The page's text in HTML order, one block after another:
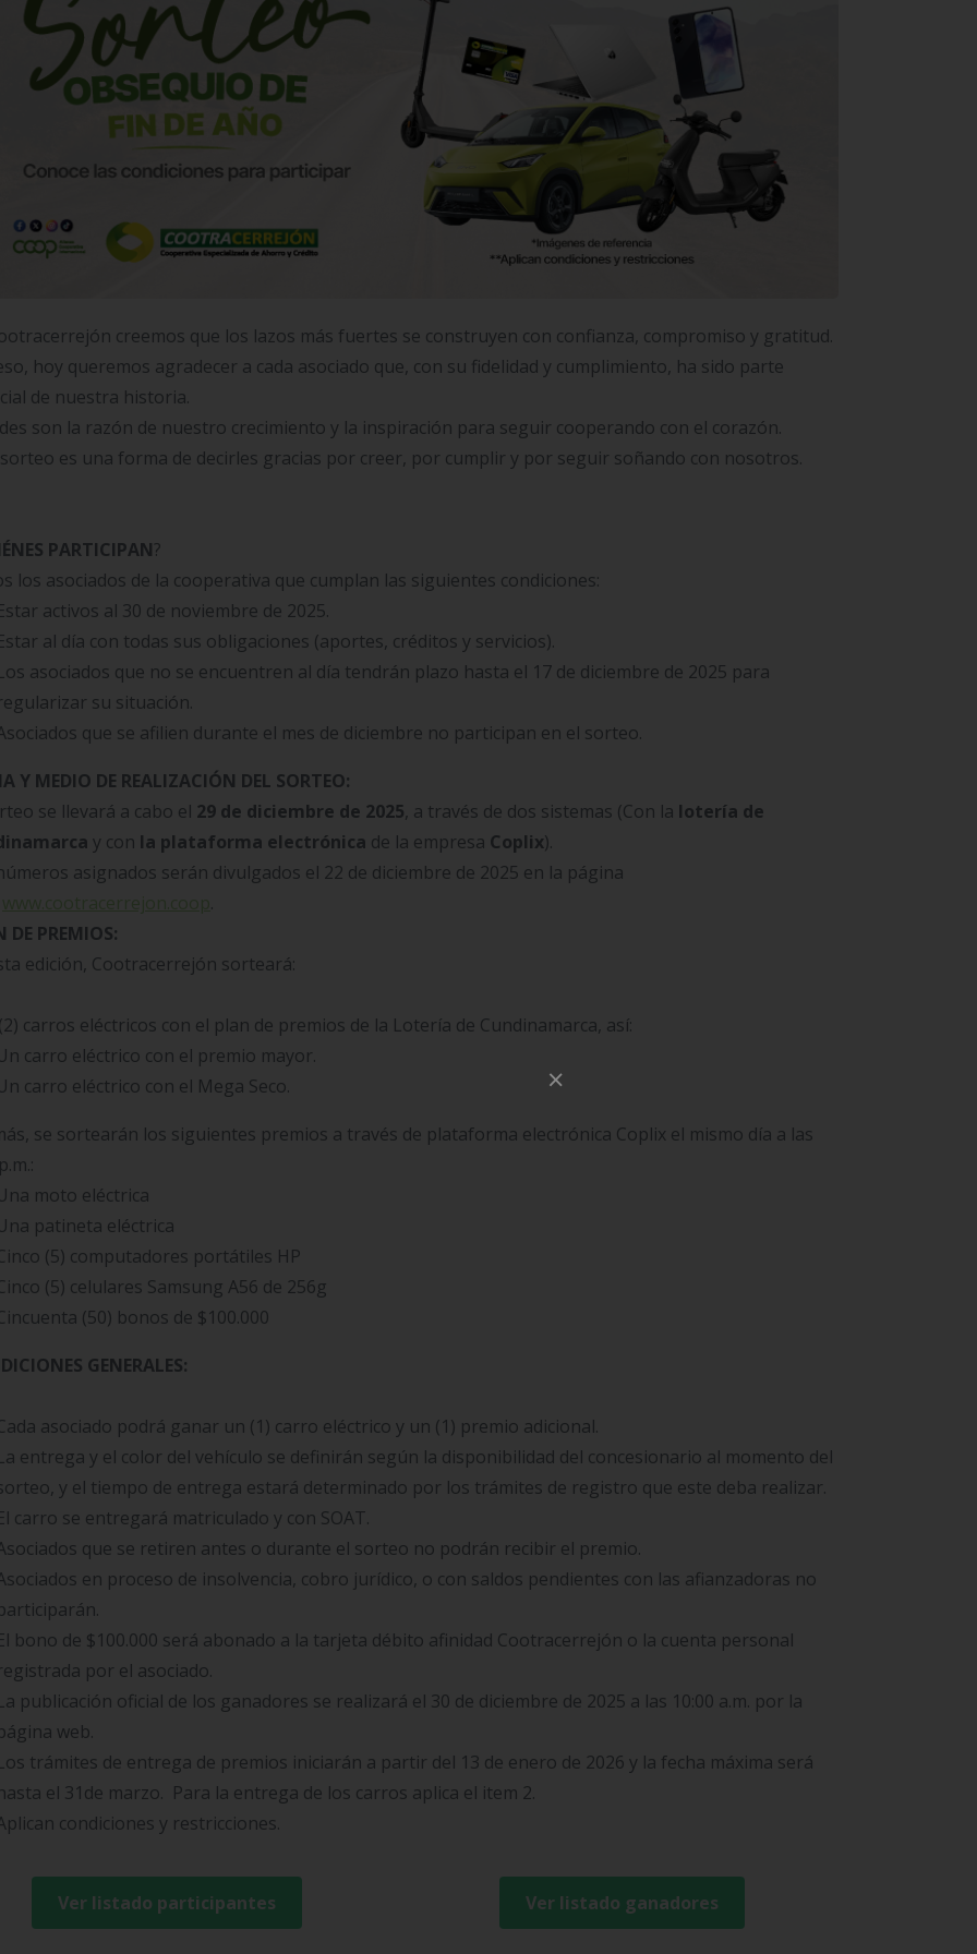
creemos que los lazos más fuertes se construyen con confianza, compromiso y gratitud.
hoy queremos agradecer a cada asociado que, con su fidelidad y cumplimiento, ha sido parte
de nuestra historia.
son la razón de nuestro crecimiento y la inspiración para seguir cooperando con el corazón.
sorteo es una forma de decirles gracias por creer, por cumplir y por seguir soñando con nosotros.
PARTICIPAN?
los asociados de la cooperativa que cumplan las siguientes condiciones:
activos al 30 de noviembre de 2025.
al día con todas sus obligaciones (aportes, créditos y servicios).
asociados que no se encuentren al día tendrán plazo hasta el 17 de diciembre de 2025 para
su situación.
que se afilien durante el mes de diciembre no participan en el sorteo.
Y MEDIO DE REALIZACIÓN DEL SORTEO:
se llevará a cabo el 29 de diciembre de 2025, a través de dos sistemas (Con la lotería de
y con la plataforma electrónica de la empresa Coplix).
asignados serán divulgados el 22 de diciembre de 2025 en la página
.
DE PREMIOS:
edición, Cootracerrejón sorteará:
carros eléctricos con el plan de premios de la Lotería de Cundinamarca, así:
carro eléctrico con el premio mayor.
carro eléctrico con el Mega Seco.
se sortearán los siguientes premios a través de plataforma electrónica Coplix el mismo día a las
moto eléctrica
patineta eléctrica
(5) computadores portátiles HP
(5) celulares Samsung A56 de 256g
(50) bonos de $100.000
GENERALES:
asociado podrá ganar un (1) carro eléctrico y un (1) premio adicional.
entrega y el color del vehículo se definirán según la disponibilidad del concesionario al momento del
y el tiempo de entrega estará determinado por los trámites de registro que este deba realizar.
carro se entregará matriculado y con SOAT.
que se retiren antes o durante el sorteo no podrán recibir el premio.
en proceso de insolvencia, cobro jurídico, o con saldos pendientes con las afianzadoras no
bono de $100.000 será abonado a la tarjeta débito afinidad Cootracerrejón o la cuenta personal
por el asociado.
publicación oficial de los ganadores se realizará el 30 de diciembre de 2025 a las 10:00 a.m. por la
web.
trámites de entrega de premios iniciarán a partir del 13 de enero de 2026 y la fecha máxima será
el 31de marzo. Para la entrega de los carros aplica el item 2.
condiciones y restricciones.
Ver listado participantes Ver listado ganadores
×